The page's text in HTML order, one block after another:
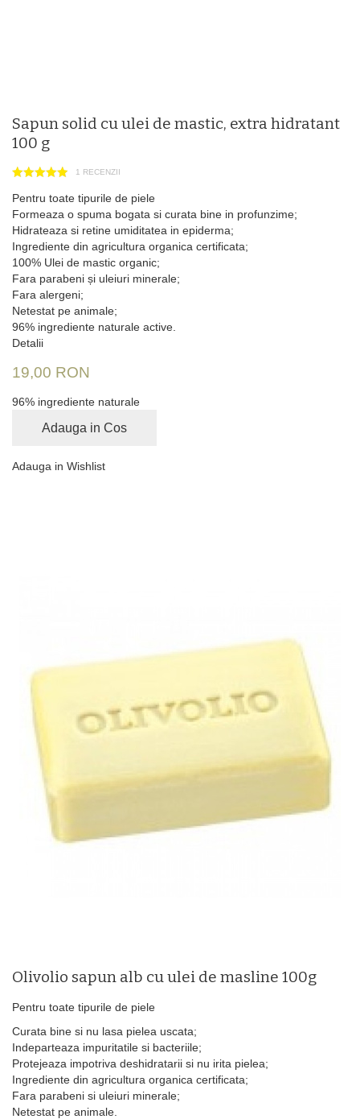
Sapun solid cu ulei de mastic, extra hidratant
100 g
1 RECENZII
Pentru toate tipurile de piele
Formeaza o spuma bogata si curata bine in profunzime;
Hidrateaza si retine umiditatea in epiderma;
Ingrediente din agricultura organica certificata;
100% Ulei de mastic organic;
Fara parabeni și uleiuri minerale;
Fara alergeni;
Netestat pe animale;
96% ingrediente naturale active.
Detalii
19,00 RON
96% ingrediente naturale
Adauga in Cos
Adauga in Wishlist
Olivolio sapun alb cu ulei de masline 100g
Pentru toate tipurile de piele
Curata bine si nu lasa pielea uscata;
Indeparteaza impuritatile si bacteriile;
Protejeaza impotriva deshidratarii si nu irita pielea;
Ingrediente din agricultura organica certificata;
Fara parabeni si uleiuri minerale;
Netestat pe animale.